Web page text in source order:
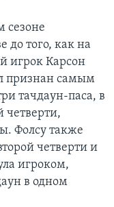
сезоне
до того, как на
игрок Карсон
признан самым
тачдаун-паса, в
четверти,
Фолсу также
четверти и
игроком,
в одном